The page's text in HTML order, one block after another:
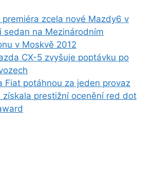
premiéra zcela nové Mazdy6 v
sedan na Mezinárodním
v Moskvě 2012
CX-5 zvyšuje poptávku po
Fiat potáhnou za jeden provaz
získala prestižní ocenění red dot